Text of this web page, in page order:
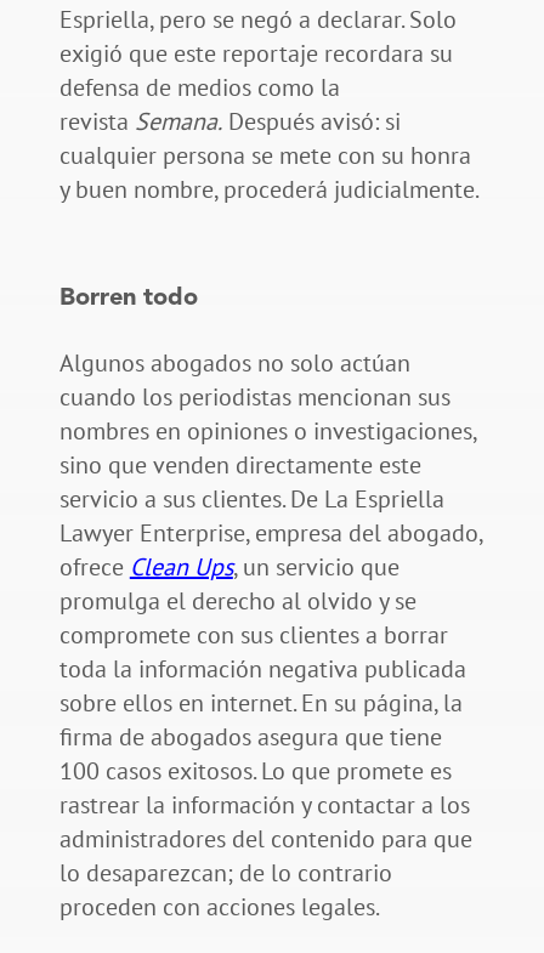
Espriella, pero se negó a declarar. Solo
exigió que este reportaje recordara su
defensa de medios como la
revista Semana.Después avisó: si
cualquier persona se mete con su honra
y buen nombre, procederá judicialmente.
Borren todo
Algunos abogados no solo actúan
cuando los periodistas mencionan sus
nombres en opiniones o investigaciones,
sino que venden directamente este
servicio a sus clientes. De La Espriella
Lawyer Enterprise, empresa del abogado,
ofrece Clean Ups, un servicio que
promulga el derecho al olvido y se
compromete con sus clientes a borrar
toda la información negativa publicada
sobre ellos en internet. En su página, la
firma de abogados asegura que tiene
100 casos exitosos. Lo que promete es
rastrear la información y contactar a los
administradores del contenido para que
lo desaparezcan; de lo contrario
proceden con acciones legales.